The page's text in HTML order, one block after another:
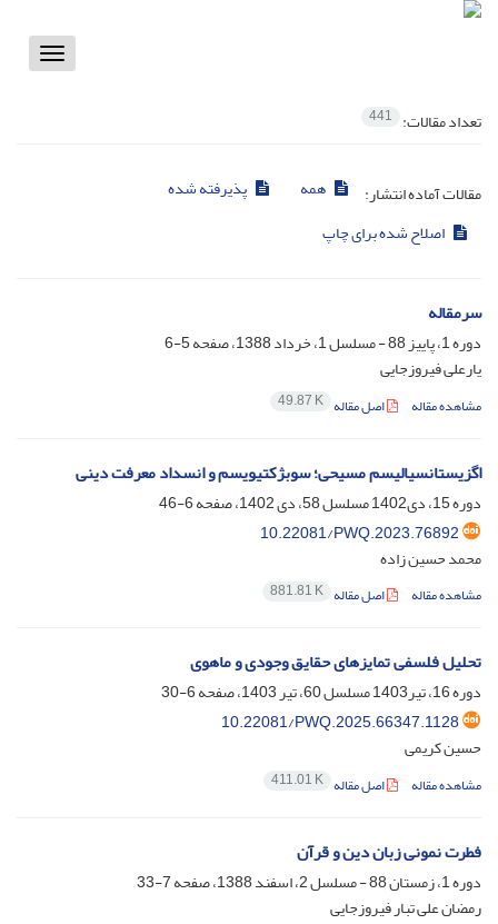
Toggle
تعداد مقالات: 441
مقالات آماده انتشار: همه
پذیرفته شده
اصلاح شده برای چاپ
سرمقاله
دوره 1، پاییز 88 - مسلسل 1، خرداد 1388، صفحه
5-6
یارعلی فیروزجایی
مشاهده مقاله اصل مقاله 49.87 K
اگزیستانسیالیسم مسیحی؛ سوبژکتیویسم و انسداد معرفت‌ دینی
دوره 15، دی1402 مسلسل 58، دی 1402، صفحه
6-46
10.22081/PWQ.2023.76892
محمد حسین زاده
مشاهده مقاله اصل مقاله 881.81 K
تحلیل فلسفی تمایزهای حقایق وجودی و ماهوی
دوره 16، تیر1403 مسلسل 60، تیر 1403، صفحه
6-30
10.22081/PWQ.2025.66347.1128
حسین کریمی
مشاهده مقاله اصل مقاله 411.01 K
فطرت نمونی زبان دین و قرآن
دوره 1، زمستان 88 - مسلسل 2، اسفند 1388، صفحه
7-33
رمضان علی تبار فیروزجایی